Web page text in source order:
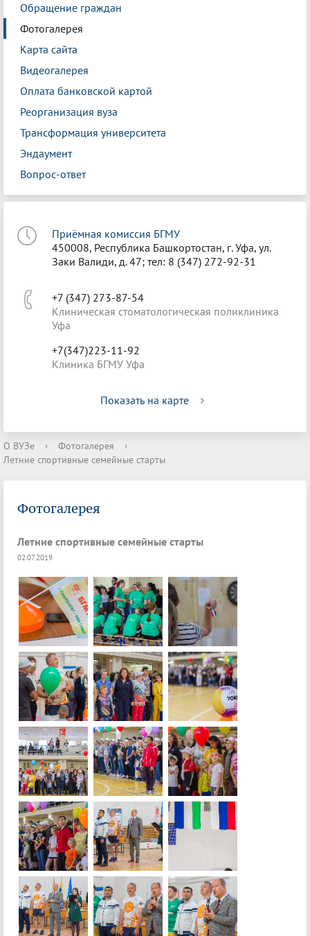
Обращение граждан
Фотогалерея
Карта сайта
Видеогалерея
Оплата банковской картой
Реорганизация вуза
Трансформация университета
Эндаумент
Вопрос-ответ
Приёмная комиссия БГМУ
450008, Республика Башкортостан, г. Уфа, ул.
Заки Валиди, д. 47; тел: 8 (347) 272-92-31
+7 (347) 273-87-54
Клиническая стоматологическая поликлиника
Уфа
+7(347)223-11-92
Клиника БГМУ Уфа
Показать на карте
О ВУЗе › Фотогалерея
›
Летние спортивные семейные старты
Фотогалерея
Летние спортивные семейные старты
02.07.2019